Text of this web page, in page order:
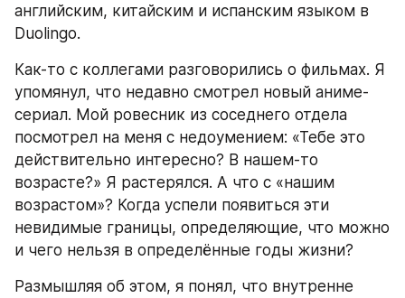
английским, китайским и испанским языком в
Duolingo.
Как-то с коллегами разговорились о фильмах. Я
упомянул, что недавно смотрел новый аниме-
сериал. Мой ровесник из соседнего отдела
посмотрел на меня с недоумением: «Тебе это
действительно интересно? В нашем-то
возрасте?» Я растерялся. А что с «нашим
возрастом»? Когда успели появиться эти
невидимые границы, определяющие, что можно
и чего нельзя в определённые годы жизни?
Размышляя об этом, я понял, что внутренне